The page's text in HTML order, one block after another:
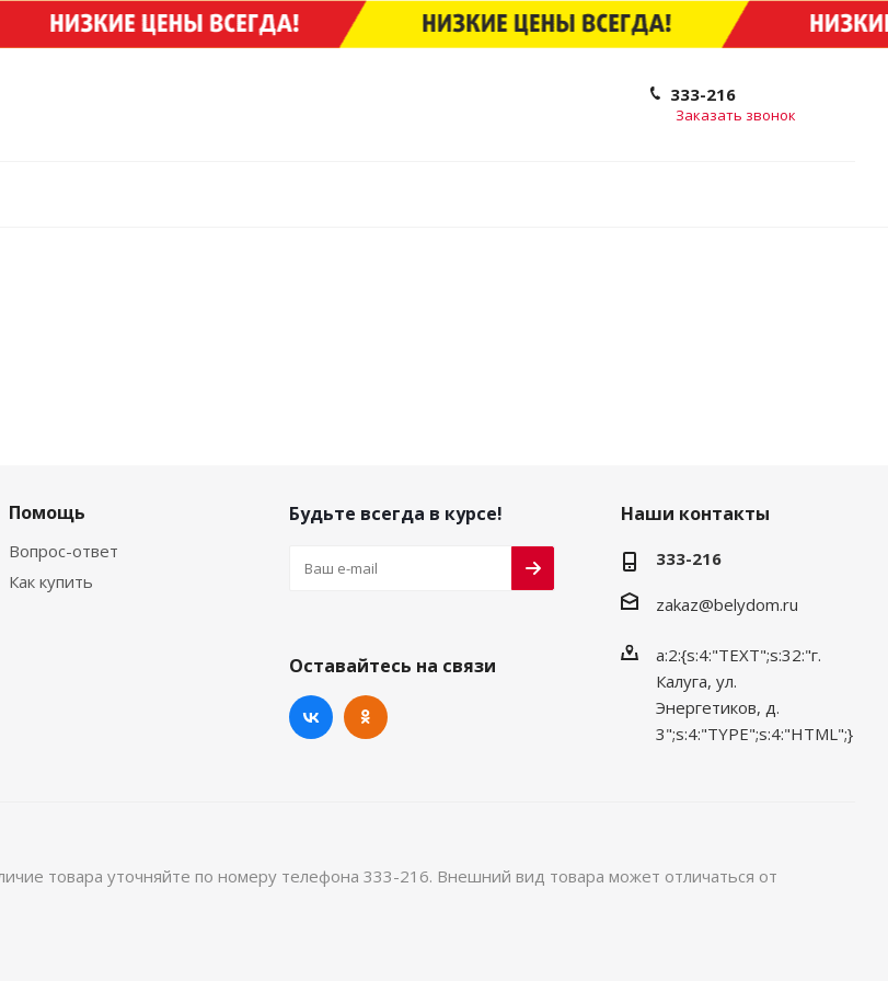
333-216
Заказать звонок
Помощь
Вопрос-ответ
Как купить
Будьте всегда в курсе!
Оставайтесь на связи
Наши контакты
333-216
zakaz@belydom.ru
a:2:{s:4:"TEXT";s:32:"г.
Калуга, ул.
Энергетиков, д.
3";s:4:"TYPE";s:4:"HTML";}
товара уточняйте по номеру телефона 333-216. Внешний вид товара может отличаться от